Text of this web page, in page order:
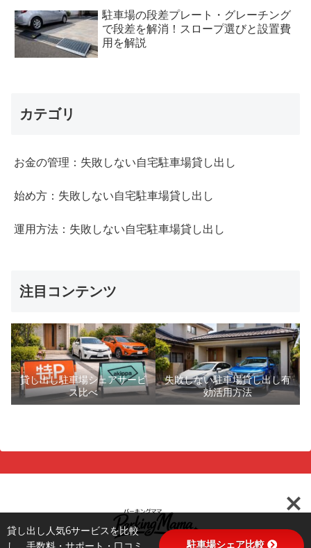
駐車場の段差プレート・グレーチング
で段差を解消！スロープ選びと設置費
用を解説
カテゴリ
お金の管理：失敗しない自宅駐車場貸し出し
始め方：失敗しない自宅駐車場貸し出し
運用方法：失敗しない自宅駐車場貸し出し
注目コンテンツ
貸し出し駐車場シェアサービ
ス比べ
失敗しない駐車場貸し出し有
効活用方法
貸し出し人気6サービスを比較
駐車場シェア比較